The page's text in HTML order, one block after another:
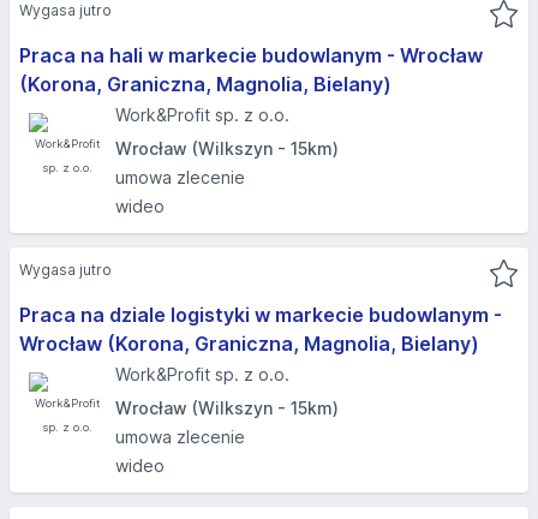
Praca na hali w markecie budowlanym - Wrocław
(Korona, Graniczna, Magnolia, Bielany)
Work&Profit sp. z o.o.
Wrocław (Wilkszyn - 15km)
umowa zlecenie
wideo
Wygasa jutro
Praca na dziale logistyki w markecie budowlanym -
Wrocław (Korona, Graniczna, Magnolia, Bielany)
Work&Profit sp. z o.o.
Wrocław (Wilkszyn - 15km)
umowa zlecenie
wideo
Wygasa jutro